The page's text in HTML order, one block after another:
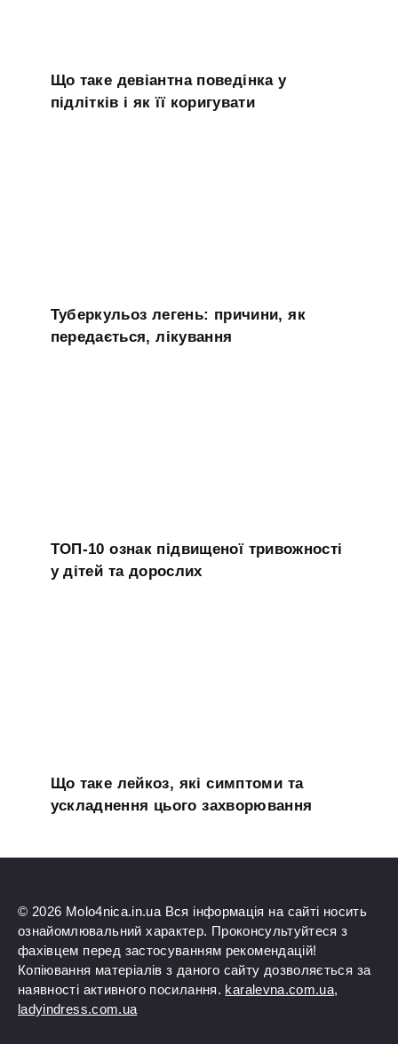
Що таке девіантна поведінка у
підлітків і як її коригувати
Туберкульоз легень: причини, як
передається, лікування
ТОП-10 ознак підвищеної тривожності
у дітей та дорослих
Що таке лейкоз, які симптоми та
ускладнення цього захворювання
© 2026 Molo4nica.in.ua Вся інформація на сайті носить
ознайомлювальний характер. Проконсультуйтеся з
фахівцем перед застосуванням рекомендацій!
Копіювання матеріалів з даного сайту дозволяється за
наявності активного посилання. karalevna.com.ua,
ladyindress.com.ua